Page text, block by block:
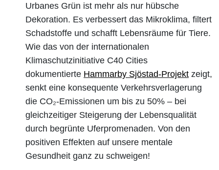
Urbanes Grün ist mehr als nur hübsche
Dekoration. Es verbessert das Mikroklima, filtert
Schadstoffe und schafft Lebensräume für Tiere.
Wie das von der internationalen
Klimaschutzinitiative C40 Cities
dokumentierte Hammarby Sjöstad-Projekt zeigt,
senkt eine konsequente Verkehrsverlagerung
die CO₂-Emissionen um bis zu 50% – bei
gleichzeitiger Steigerung der Lebensqualität
durch begrünte Uferpromenaden. Von den
positiven Effekten auf unsere mentale
Gesundheit ganz zu schweigen!